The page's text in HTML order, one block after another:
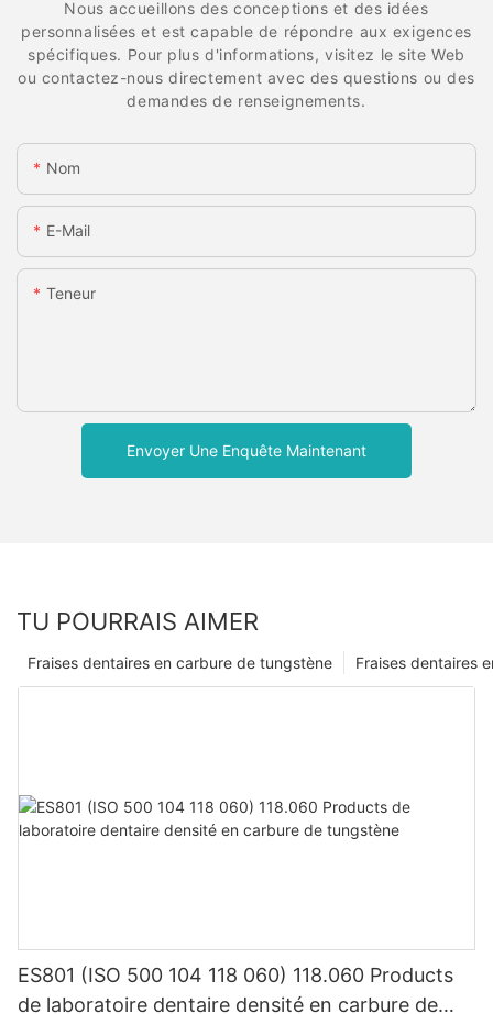
Nous accueillons des conceptions et des idées
personnalisées et est capable de répondre aux exigences
spécifiques. Pour plus d'informations, visitez le site Web
ou contactez-nous directement avec des questions ou des
demandes de renseignements.
Nom
E-Mail
Teneur
Envoyer Une Enquête Maintenant
TU POURRAIS AIMER
Fraises dentaires
Fraises dentaires en carbure de tungstène
ES801 (ISO 500 104 118 060) 118.060 Products
de laboratoire dentaire densité en carbure de